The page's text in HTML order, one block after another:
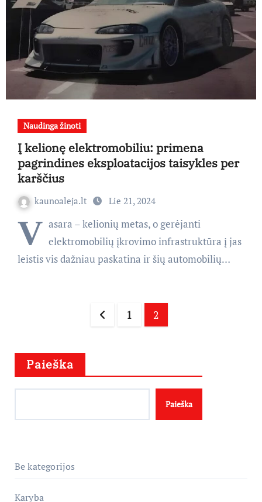
Naudinga žinoti
Į kelionę elektromobiliu: primena
pagrindines eksploatacijos taisykles per
karščius
kaunoaleja.lt Lie 21, 2024
V asara – kelionių metas, o gerėjanti
elektromobilių įkrovimo infrastruktūra į jas
leistis vis dažniau paskatina ir šių automobilių…
1 2
Paieška
Paieška
Be kategorijos
Karyba